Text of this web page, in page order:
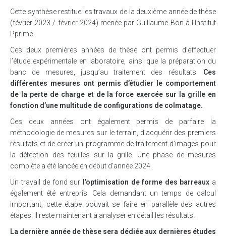
Cette synthèse restitue les travaux de la deuxième année de thèse
(février 2023 / février 2024) menée par Guillaume Bon à l’Institut
Pprime.
Ces deux premières années de thèse ont permis d’effectuer
l’étude expérimentale en laboratoire, ainsi que la préparation du
banc de mesures, jusqu’au traitement des résultats. Ces
différentes mesures ont permis d’étudier le comportement
de la perte de charge et de la force exercée sur la grille en
fonction d’une multitude de configurations de colmatage.
Ces deux années ont également permis de parfaire la
méthodologie de mesures sur le terrain, d’acquérir des premiers
résultats et de créer un programme de traitement d’images pour
la détection des feuilles sur la grille. Une phase de mesures
complète a été lancée en début d’année 2024.
Un travail de fond sur l’optimisation de forme des barreaux a
également été entrepris. Cela demandant un temps de calcul
important, cette étape pouvait se faire en parallèle des autres
étapes. Il reste maintenant à analyser en détail les résultats.
La dernière année de thèse sera dédiée aux dernières études